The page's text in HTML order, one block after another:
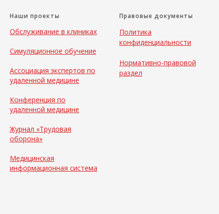
Наши проекты
Обслуживание в клиниках
Симуляционное обучение
Ассоциация экспертов по
удаленной медицине
Конференция по
удаленной медицине
Журнал «Трудовая
оборона»
Медицинская
информационная система
Правовые документы
Политика
конфиденциальности
Нормативно-правовой
раздел